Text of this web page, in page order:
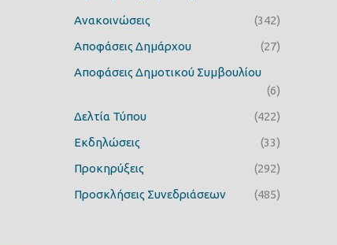
Ανακοινώσεις
(342)
Αποφάσεις Δημάρχου
(27)
Αποφάσεις Δημοτικού Συμβουλίου
(6)
Δελτία Τύπου
(422)
Εκδηλώσεις
(33)
Προκηρύξεις
(292)
Προσκλήσεις Συνεδριάσεων
(485)